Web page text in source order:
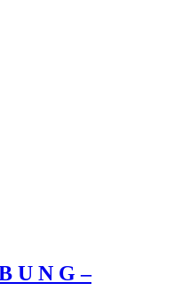
U Ν G –